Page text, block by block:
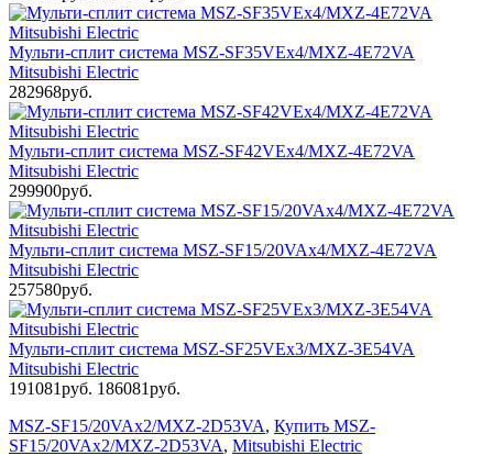
Мульти-сплит система MSZ-SF35VEx4/MXZ-4E72VA
Mitsubishi Electric
282968руб.
Мульти-сплит система MSZ-SF42VEx4/MXZ-4E72VA
Mitsubishi Electric
299900руб.
Мульти-сплит система MSZ-SF15/20VAx4/MXZ-4E72VA
Mitsubishi Electric
257580руб.
Мульти-сплит система MSZ-SF25VEx3/MXZ-3E54VA
Mitsubishi Electric
191081руб. 186081руб.
MSZ-SF15/20VAx2/MXZ-2D53VA, Купить MSZ-
SF15/20VAx2/MXZ-2D53VA, Mitsubishi Electric